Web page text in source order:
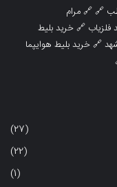
🔗 🔗مرام
فلزیاب 🔗خرید بلیط
🔗خرید بلیط هوایپما
(27)
(22)
(1)